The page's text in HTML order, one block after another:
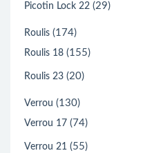
Picotin Lock 22 (29)
Roulis (174)
Roulis 18 (155)
Roulis 23 (20)
Verrou (130)
Verrou 17 (74)
Verrou 21 (55)